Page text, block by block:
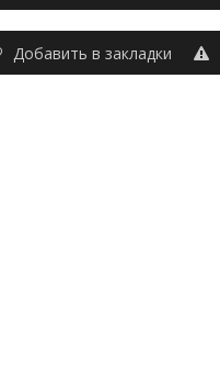
Добавить в закладки